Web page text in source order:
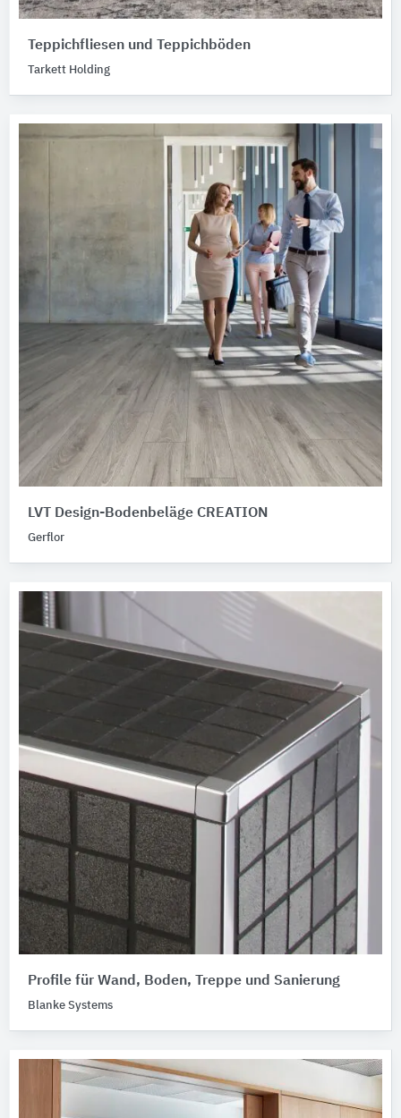
Teppichfliesen und Teppichböden
Tarkett Holding
LVT Design-Bodenbeläge CREATION
Gerflor
Profile für Wand, Boden, Treppe und Sanierung
Blanke Systems